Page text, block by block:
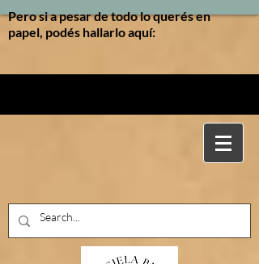
Pero si a pesar de todo lo querés en
papel, podés hallarlo aquí: